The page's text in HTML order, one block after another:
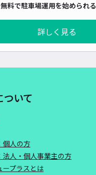
料で駐車場運用を始められる
詳しく見る
ついて
個人の方
法人・個人事業主の方
ープラスとは